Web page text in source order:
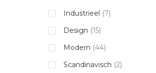
Industrieel (7)
Design (15)
Modern (44)
Scandinavisch (2)